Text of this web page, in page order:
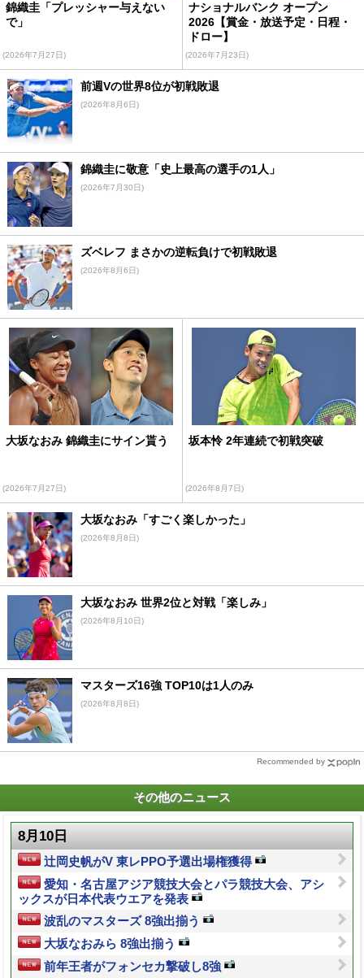
錦織圭「プレッシャー与えない
で」
(2026年7月27日)
ナショナルバンク オープン
2026【賞金・放送予定・日程・
ドロー】
(2026年7月23日)
前週Vの世界8位が初戦敗退
(2026年8月6日)
錦織圭に敬意「史上最高の選手の1人」
(2026年7月30日)
ズベレフ まさかの逆転負けで初戦敗退
(2026年8月6日)
大坂なおみ 錦織圭にサイン貰う
(2026年7月27日)
坂本怜 2年連続で初戦突破
(2026年8月7日)
大坂なおみ「すごく楽しかった」
(2026年8月8日)
大坂なおみ 世界2位と対戦「楽しみ」
(2026年8月10日)
マスターズ16強 TOP10は1人のみ
(2026年8月8日)
Recommended by
その他のニュース
8月10日
辻岡史帆がV 東レPPO予選出場権獲得
愛知・名古屋アジア競技大会とパラ競技大会、アシ
ックスが日本代表ウエアを発表
波乱のマスターズ 8強出揃う
大坂なおみら 8強出揃う
前年王者がフォンセカ撃破し8強